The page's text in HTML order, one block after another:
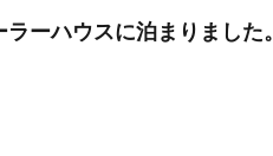
ーハウスに泊まりました。